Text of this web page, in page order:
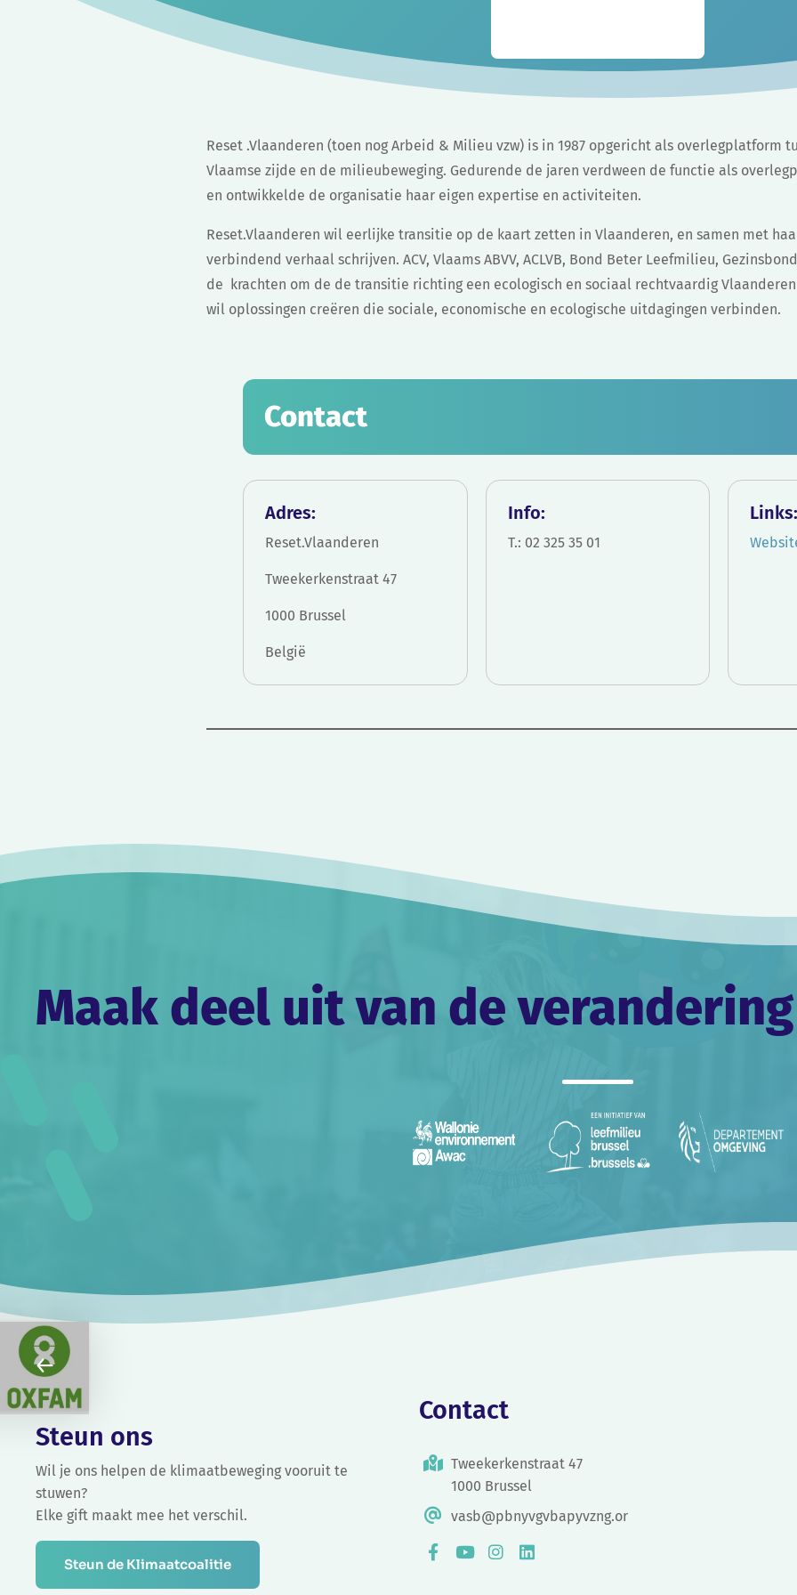
Reset .Vlaanderen (toen nog Arbeid & Milieu vzw) is in 1987 opgericht als overlegplatform
Vlaamse zijde en de milieubeweging. Gedurende de jaren verdween de functie als
en ontwikkelde de organisatie haar eigen expertise en activiteiten.
Reset.Vlaanderen wil eerlijke transitie op de kaart zetten in Vlaanderen, en samen met
verbindend verhaal schrijven. ACV, Vlaams ABVV, ACLVB, Bond Beter Leefmilieu,
de krachten om de de transitie richting een ecologisch en sociaal rechtvaardig
wil oplossingen creëren die sociale, economische en ecologische uitdagingen verbinden.
Contact
Adres:
Reset.Vlaanderen
Tweekerkenstraat 47
1000 Brussel
België
Info:
T.: 02 325 35 01
Maak deel uit van de verandering
Steun ons
Wil je ons helpen de klimaatbeweging vooruit te
stuwen?
Elke gift maakt mee het verschil.
Steun de Klimaatcoalitie
Contact
Tweekerkenstraat 47
1000 Brussel
vasb@pbnyvgvbapyvzng.or